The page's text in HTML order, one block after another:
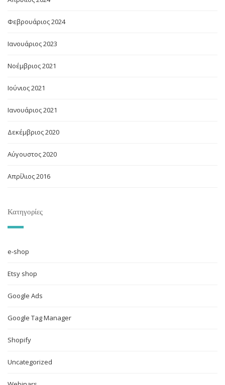
Φεβρουάριος 2024
Ιανουάριος 2023
Νοέμβριος 2021
Ιούνιος 2021
Ιανουάριος 2021
Δεκέμβριος 2020
Αύγουστος 2020
Απρίλιος 2016
Κατηγορίες
e-shop
Etsy shop
Google Ads
Google Tag Manager
Shopify
Uncategorized